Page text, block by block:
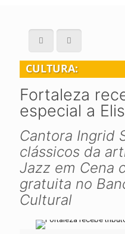
CULTURA:
Fortaleza
especial a
Cantora Ingrid
clássicos da
Jazz em Cena
gratuita no
Cultural